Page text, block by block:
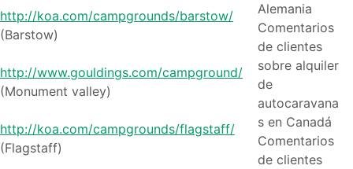
http://koa.com/campgrounds/barstow/
(Barstow)
http://www.gouldings.com/campground/
(Monument valley)
http://koa.com/campgrounds/flagstaff/
(Flagstaff)
Alemania
Comentarios
de clientes
sobre alquiler
de
autocaravana
s en Canadá
Comentarios
de clientes